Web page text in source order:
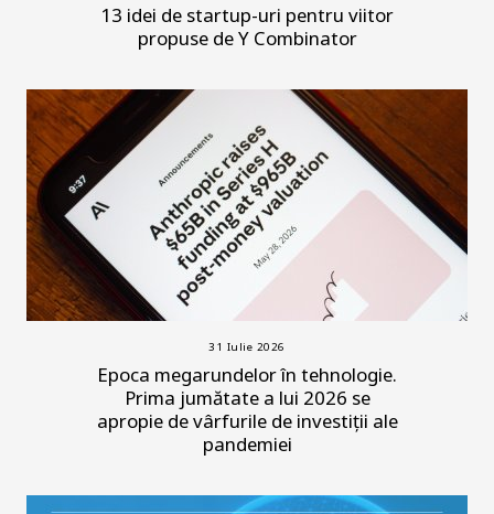
13 idei de startup-uri pentru viitor
propuse de Y Combinator
31 Iulie 2026
Epoca megarundelor în tehnologie.
Prima jumătate a lui 2026 se
apropie de vârfurile de investiții ale
pandemiei